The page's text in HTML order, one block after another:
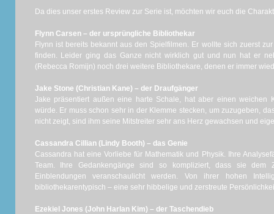
Da dies unser erstes Review zur Serie ist, möchten wir euch die
Flynn Carsen – der ursprüngliche Bibliothekar
Flynn ist bereits bekannt aus den Spielfilmen. Er wollte sich zuerst
finden. Leider ging das Ganze nicht wirklich gut und nun hat er
(Rebecca Romijn) noch drei weitere Bibliothekare, denen er immer
Jake Stone (Christian Kane) – der Draufgänger
Jake präsentiert außen eine harte Schale, hat aber einen weichen
würde. Er muss schon sehr in der Klemme stecken, um zuzugeben,
nicht zeigt, sind ihm seine Mitstreiter sehr ans Herz gewachsen und
Cassandra Cillian (Lindy Booth) – das Genie
Cassandra hat eine Vorliebe für Mathematik und Physik. Ihre
Team. Ihre Gedankengänge sind so kompliziert, dass sie dem
Einblendungen veranschaulicht werden. Von ihrer hohen
bibliothekarentypisch – eine sehr hibbelige und zerstreute
Ezekiel Jones (John Harlan Kim) – der Taschendieb